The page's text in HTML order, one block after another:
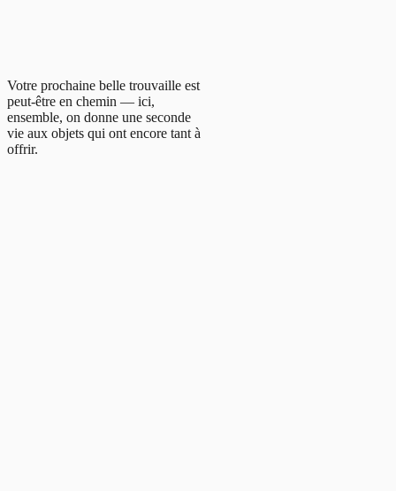
Votre prochaine belle trouvaille est
peut-être en chemin — ici,
ensemble, on donne une seconde
vie aux objets qui ont encore tant à
offrir.